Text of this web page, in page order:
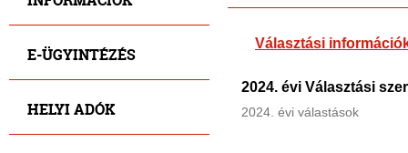
E-ÜGYINTÉZÉS
HELYI ADÓK
Választási
2024. évi Választási
2024. évi válastások